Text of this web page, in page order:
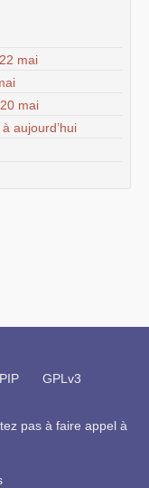
mai
mai
aujourd’hui
GPLv3
pas à faire appel à